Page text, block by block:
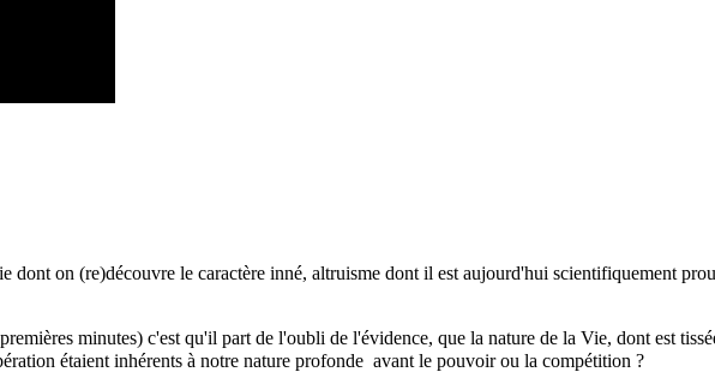
dont on (re)découvre le caractère inné, altruisme dont il est aujourd'hui scientifiquement
minutes) c'est qu'il part de l'oubli de l'évidence, que la nature de la Vie, dont est
étaient inhérents à notre nature profonde avant le pouvoir ou la compétition ?